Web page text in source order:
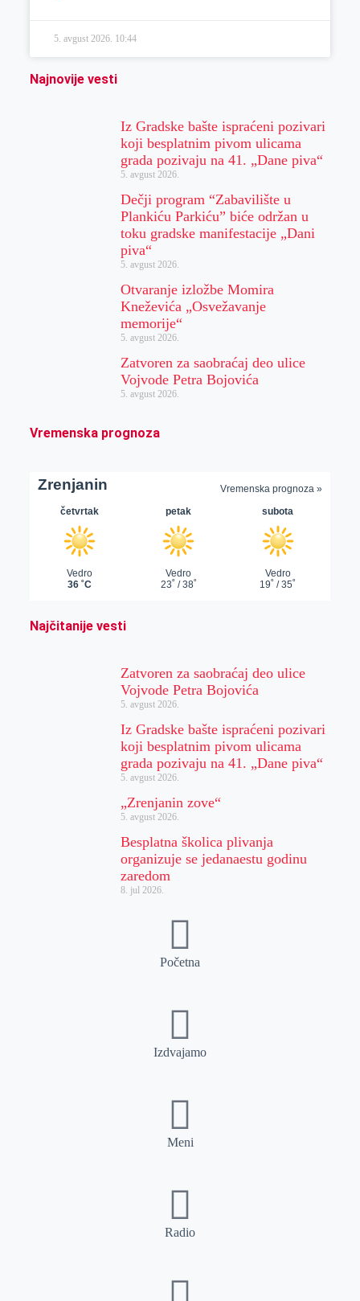
5. avgust 2026. 10:44
Najnovije vesti
Iz Gradske bašte ispraćeni pozivari
koji besplatnim pivom ulicama
grada pozivaju na 41. „Dane piva“
5. avgust 2026.
Dečji program “Zabavilište u
Plankiću Parkiću” biće održan u
toku gradske manifestacije „Dani
piva“
5. avgust 2026.
Otvaranje izložbe Momira
Kneževića „Osvežavanje
memorije“
5. avgust 2026.
Zatvoren za saobraćaj deo ulice
Vojvode Petra Bojovića
5. avgust 2026.
Vremenska prognoza
Najčitanije vesti
Zatvoren za saobraćaj deo ulice
Vojvode Petra Bojovića
5. avgust 2026.
Iz Gradske bašte ispraćeni pozivari
koji besplatnim pivom ulicama
grada pozivaju na 41. „Dane piva“
5. avgust 2026.
„Zrenjanin zove“
5. avgust 2026.
Besplatna školica plivanja
organizuje se jedanaestu godinu
zaredom
8. jul 2026.
Početna
Izdvajamo
Meni
Radio